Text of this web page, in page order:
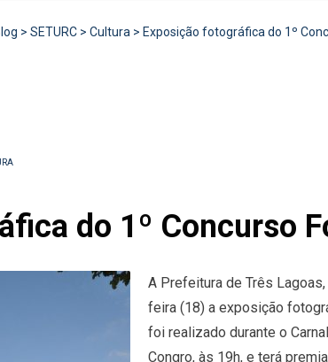
> SETURC > Cultura > Exposição fotográfica do 1º
do 1º Concurso
A Prefeitura de Três
feira (18) a exposição
foi realizado durante o
Congro, às 19h, e terá